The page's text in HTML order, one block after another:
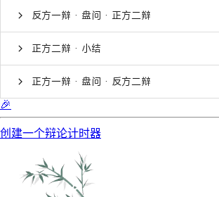
反方一辩 · 盘问 · 正方二辩
正方二辩 · 小结
正方一辩 · 盘问 · 反方二辩
🎉
创建一个辩论计时器